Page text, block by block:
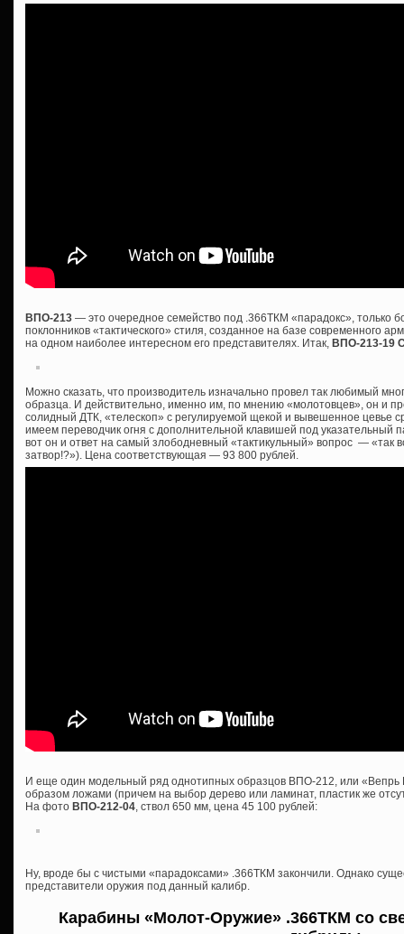
ВПО-213 — это очередное семейство под .366ТКМ «парадокс», только
поклонников «тактического» стиля, созданное на базе современного
на одном наиболее интересном его представителях. Итак, ВПО-213-19
Можно сказать, что производитель изначально провел так любимый
образца. И действительно, именно им, по мнению «молотовцев», он и
солидный ДТК, «телескоп» с регулируемой щекой и вывешенное цевье
имеем переводчик огня с дополнительной клавишей под указательный
вот он и ответ на самый злободневный «тактикульный» вопрос — «так
затвор!?»). Цена соответствующая — 93 800 рублей.
И еще один модельный ряд однотипных образцов ВПО-212, или
образом ложами (причем на выбор дерево или ламинат, пластик же
На фото ВПО-212-04, ствол 650 мм, цена 45 100 рублей:
Ну, вроде бы с чистыми «парадоксами» .366ТКМ закончили. Однако
представители оружия под данный калибр.
Карабины «Молот-Оружие» .366ТКМ со